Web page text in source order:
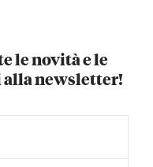
le novità e le
newsletter!